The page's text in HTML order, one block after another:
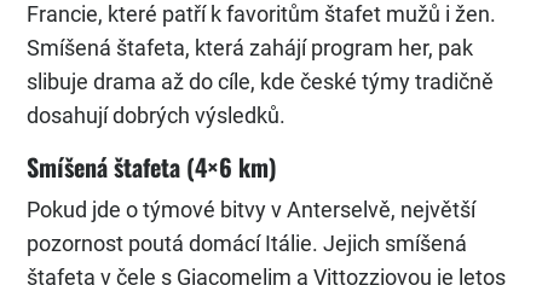
Francie, které patří k favoritům štafet mužů i žen.
Smíšená štafeta, která zahájí program her, pak
slibuje drama až do cíle, kde české týmy tradičně
dosahují dobrých výsledků.
Smíšená štafeta (4×6 km)
Pokud jde o týmové bitvy v Anterselvě, největší
pozornost poutá domácí Itálie. Jejich smíšená
štafeta v čele s Giacomelim a Vittozziovou je letos